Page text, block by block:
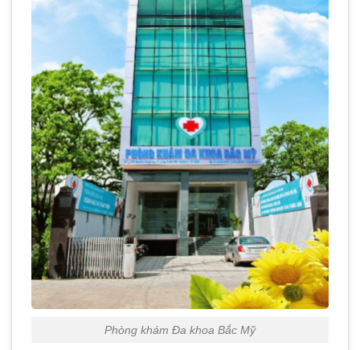
Phòng khám Đa khoa Bắc Mỹ